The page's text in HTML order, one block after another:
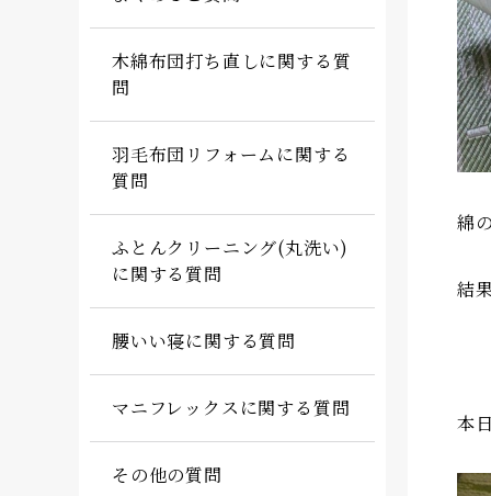
綿
結
本
木綿布団打ち直しに関する質
問
羽毛布団リフォームに関する
質問
ふとんクリーニング(丸洗い)
に関する質問
腰いい寝に関する質問
マニフレックスに関する質問
その他の質問